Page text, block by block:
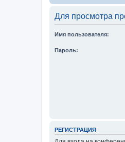
Для просмотра
Имя пользователя:
Пароль:
РЕГИСТРАЦИЯ